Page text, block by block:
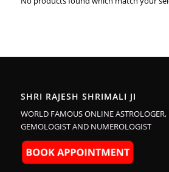
SHRI RAJESH SHRIMALI JI
WORLD FAMOUS ONLINE
GEMOLOGIST AND NUMEROLOGIST